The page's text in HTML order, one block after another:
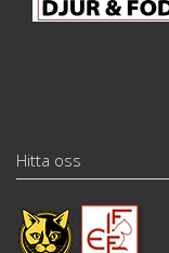
Hitta oss